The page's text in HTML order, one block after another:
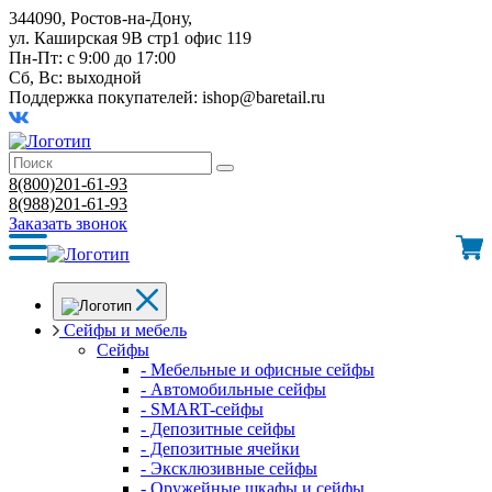
344090, Ростов-на-Дону,
ул. Каширская 9В стр1 офис 119
Пн-Пт: с 9:00 до 17:00
Сб, Вс: выходной
Поддержка покупателей: ishop@baretail.ru
8(800)201-61-93
8(988)201-61-93
Заказать звонок
Сейфы и мебель
Сейфы
- Мебельные и офисные сейфы
- Автомобильные сейфы
- SMART-сейфы
- Депозитные сейфы
- Депозитные ячейки
- Эксклюзивные сейфы
- Оружейные шкафы и сейфы